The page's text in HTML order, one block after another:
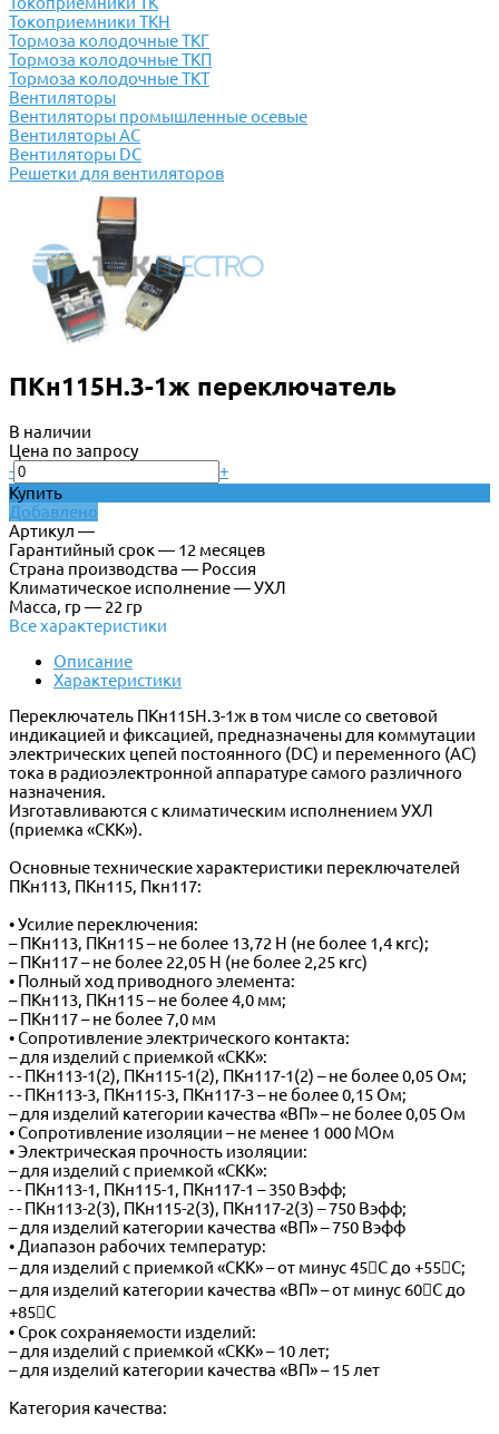
Токоприемники ТКН
Тормоза колодочные ТКГ
Тормоза колодочные ТКП
Тормоза колодочные ТКТ
Вентиляторы
Вентиляторы промышленные осевые
Вентиляторы АС
Вентиляторы DC
Решетки для вентиляторов
ПКн115Н.3-1ж переключатель
В наличии
Цена по запросу
-
+
Купить
Добавлено
Артикул —
Гарантийный срок — 12 месяцев
Страна производства — Россия
Климатическое исполнение — УХЛ
Масса, гр — 22 гр
Все характеристики
Описание
Характеристики
Переключатель ПКн115Н.3-1ж в том числе со световой
индикацией и фиксацией, предназначены для коммутации
электрических цепей постоянного (DC) и переменного (AC)
тока в радиоэлектронной аппаратуре самого различного
назначения.
Изготавливаются с климатическим исполнением УХЛ
(приемка «СКК»).
Основные технические характеристики переключателей
ПКн113, ПКн115, Пкн117:
• Усилие переключения:
– ПКн113, ПКн115 – не более 13,72 Н (не более 1,4 кгс);
– ПКн117 – не более 22,05 Н (не более 2,25 кгс)
• Полный ход приводного элемента:
– ПКн113, ПКн115 – не более 4,0 мм;
– ПКн117 – не более 7,0 мм
• Сопротивление электрического контакта:
– для изделий с приемкой «СКК»:
- - ПКн113-1(2), ПКн115-1(2), ПКн117-1(2) – не более 0,05 Ом;
- - ПКн113-3, ПКн115-3, ПКн117-3 – не более 0,15 Ом;
– для изделий категории качества «ВП» – не более 0,05 Ом
• Сопротивление изоляции – не менее 1 000 МОм
• Электрическая прочность изоляции:
– для изделий с приемкой «СКК»:
- - ПКн113-1, ПКн115-1, ПКн117-1 – 350 Вэфф;
- - ПКн113-2(3), ПКн115-2(3), ПКн117-2(3) – 750 Вэфф;
– для изделий категории качества «ВП» – 750 Вэфф
• Диапазон рабочих температур:
– для изделий с приемкой «СКК» – от минус 45С до +55С;
– для изделий категории качества «ВП» – от минус 60С до
+85С
• Срок сохраняемости изделий:
– для изделий с приемкой «СКК» – 10 лет;
– для изделий категории качества «ВП» – 15 лет
Категория качества: